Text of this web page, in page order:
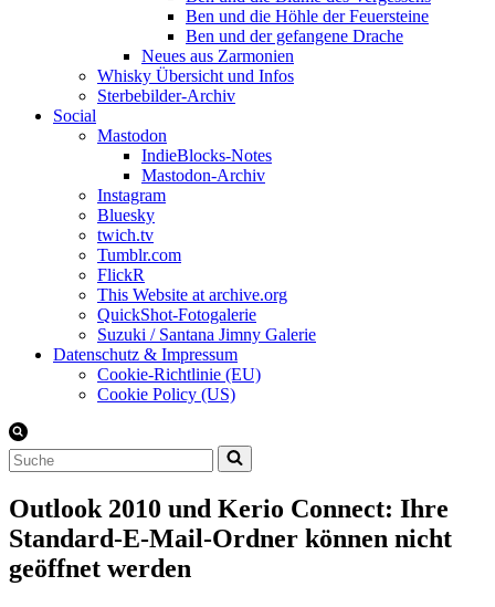
Ben und die Höhle der Feuersteine
Ben und der gefangene Drache
Neues aus Zarmonien
Whisky Übersicht und Infos
Sterbebilder-Archiv
Social
Mastodon
IndieBlocks-Notes
Mastodon-Archiv
Instagram
Bluesky
twich.tv
Tumblr.com
FlickR
This Website at archive.org
QuickShot-Fotogalerie
Suzuki / Santana Jimny Galerie
Datenschutz & Impressum
Cookie-Richtlinie (EU)
Cookie Policy (US)
Suchen
nach …
Outlook 2010 und Kerio Connect: Ihre
Standard-E-Mail-Ordner können nicht
geöffnet werden